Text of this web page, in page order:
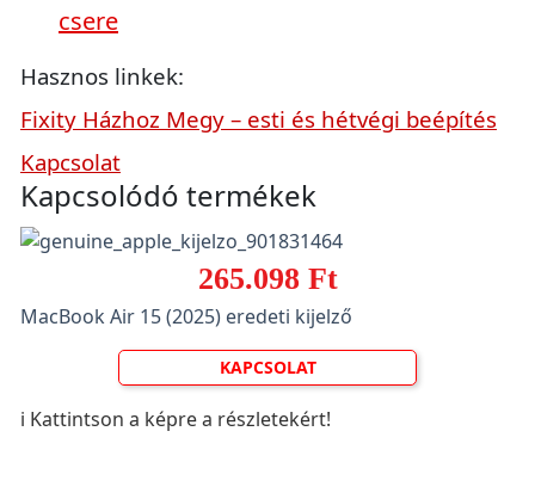
csere
Hasznos linkek:
Fixity Házhoz Megy – esti és hétvégi beépítés
Kapcsolat
Kapcsolódó termékek
265.098 Ft
MacBook Air 15 (2025) eredeti kijelző
KAPCSOLAT
ℹ️ Kattintson a képre a részletekért!